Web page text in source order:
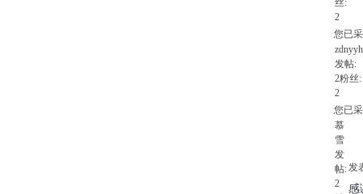
丝:
2
您已
zdnyyh
发帖:
2粉丝:
2
您已
慕
雪
发
帖:
2
发
感